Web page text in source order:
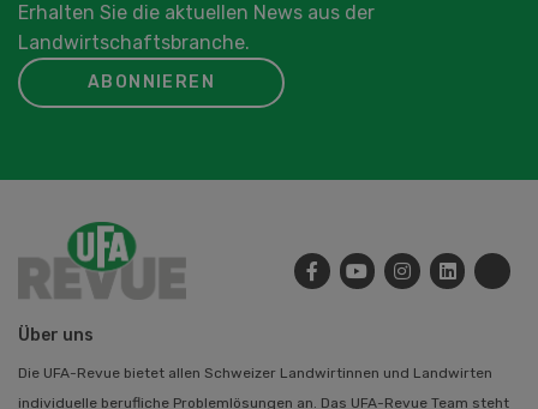
Erhalten Sie die aktuellen News aus der
Landwirtschaftsbranche.
ABONNIEREN
Über uns
Die UFA-Revue bietet allen Schweizer Landwirtinnen und Landwirten
individuelle berufliche Problemlösungen an. Das UFA-Revue Team steht